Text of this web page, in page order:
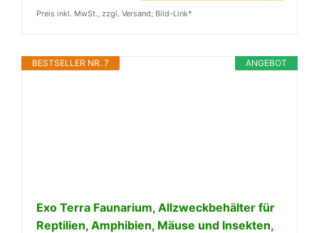
Preis inkl. MwSt., zzgl. Versand; Bild-Link*
ANGEBOT
BESTSELLER NR. 7
Exo Terra Faunarium, Allzweckbehälter für
Reptilien, Amphibien, Mäuse und Insekten,